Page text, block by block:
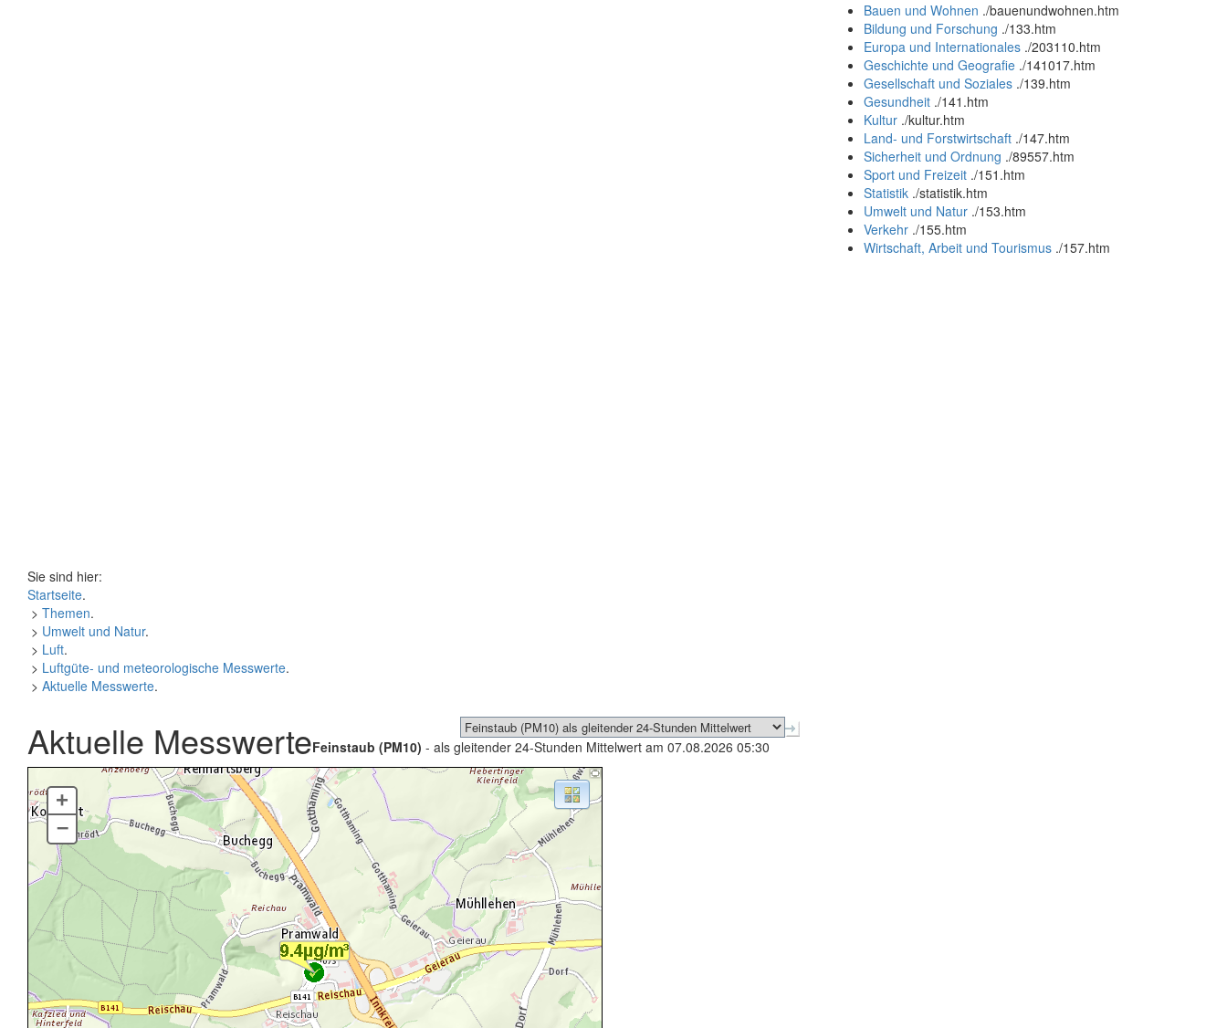
Bauen und Wohnen ./bauenundwohnen.htm
Bildung und Forschung ./133.htm
Europa und Internationales ./203110.htm
Geschichte und Geografie ./141017.htm
Gesellschaft und Soziales ./139.htm
Gesundheit ./141.htm
Kultur ./kultur.htm
Land- und Forstwirtschaft ./147.htm
Sicherheit und Ordnung ./89557.htm
Sport und Freizeit ./151.htm
Statistik ./statistik.htm
Umwelt und Natur ./153.htm
Verkehr ./155.htm
Wirtschaft, Arbeit und Tourismus ./157.htm
Sie sind hier:
Startseite.
> Themen.
> Umwelt und Natur.
> Luft.
> Luftgüte- und meteorologische Messwerte.
> Aktuelle Messwerte.
Aktuelle MesswerteFeinstaub (PM10) - als gleitender 24-Stunden Mittelwert am 07.08.2026 05:30
+
–